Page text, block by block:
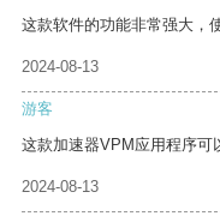
这款软件的功能非常强大，
2024-08-13
游客
这款加速器VPM应用程序可
2024-08-13